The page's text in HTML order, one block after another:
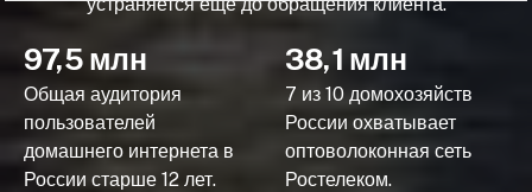
97,5 млн
Общая аудитория
пользователей
домашнего интернета в
России старше 12 лет.
38,1 млн
7 из 10 домохозяйств
России охватывает
оптоволоконная сеть
Ростелеком.